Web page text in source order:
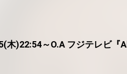
木)22:54～O.A フジテレビ